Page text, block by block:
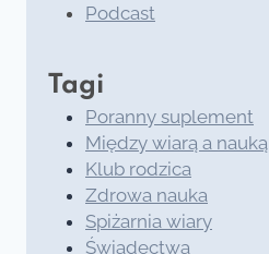
Podcast
Tagi
Poranny suplement
Między wiarą a nauką
Klub rodzica
Zdrowa nauka
Spiżarnia wiary
Świadectwa